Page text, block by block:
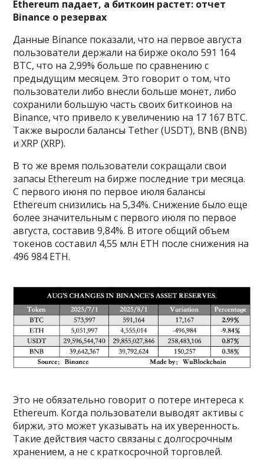
Ethereum падает, а биткоин растет: отчет
Binance о резервах
Данные Binance показали, что на первое августа
пользователи держали на бирже около 591 164
BTC, что на 2,99% больше по сравнению с
предыдущим месяцем. Это говорит о том, что
пользователи либо внесли больше монет, либо
сохранили большую часть своих биткоинов на
Binance, что привело к увеличению на 17 167 BTC.
Также выросли балансы Tether (USDT), BNB (BNB)
и XRP (XRP).
В то же время пользователи сокращали свои
запасы Ethereum на бирже последние три месяца.
С первого июня по первое июля балансы
Ethereum снизились на 5,34%. Снижение было еще
более значительным с первого июля по первое
августа, составив 9,84%. В итоге общий объем
токенов составил 4,55 млн ETH после снижения на
496 984 ETH.
Это не обязательно говорит о потере интереса к
Ethereum. Когда пользователи выводят активы с
биржи, это может указывать на их уверенность.
Такие действия часто связаны с долгосрочным
хранением, а не с краткосрочной торговлей.